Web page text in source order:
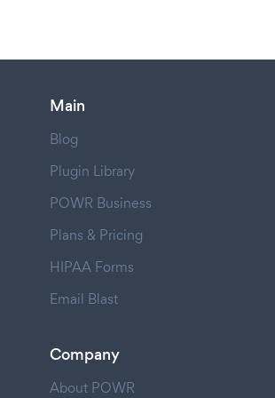
Main
Blog
Plugin Library
POWR Business
Plans & Pricing
HIPAA Forms
Email Blast
Company
About POWR